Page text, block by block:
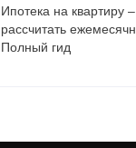
Ипотека на квартиру
рассчитать
Полный гид